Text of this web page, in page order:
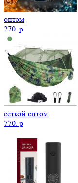
оптом
270. p
сеткой оптом
770. p